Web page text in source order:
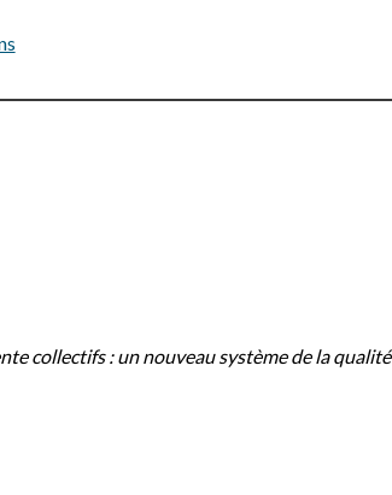
collectifs : un nouveau système de la qualité